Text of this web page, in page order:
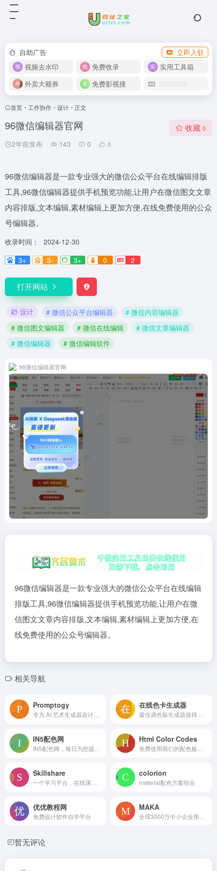
自助广告
立即入驻
视频去水印
免费收录
实用工具箱
外卖大额券
免费影视搜
首页 • 工作协作 • 设计 • 正文
96微信编辑器官网
2年前发布 143 0 0
收藏 0
96微信编辑器是一款专业强大的微信公众平台在线编辑排版
工具,96微信编辑器提供手机预览功能,让用户在微信图文文章
内容排版,文本编辑,素材编辑上更加方便,在线免费使用的公众
号编辑器。
收录时间：
2024-12-30
3+
3- 3+ 0 2
打开网站
设计 # 微信公众平台编辑器
# 微信内容编辑器
# 微信图文编辑器
# 微信在线编辑
# 微信文章编辑器
# 微信编辑器
# 微信编辑软件
96微信编辑器官网
96微信编辑器是一款专业强大的微信公众平台在线编辑
排版工具,96微信编辑器提供手机预览功能,让用户在微
信图文文章内容排版,文本编辑,素材编辑上更加方便,在
线免费使用的公众号编辑器。
相关导航
Promptogy 在线色卡生成器
IN5配色网 Html Color Codes
Skillshare colorion
material配色方案组合
优优教程网
免费设计软件自学平台
MAKA
暂无评论